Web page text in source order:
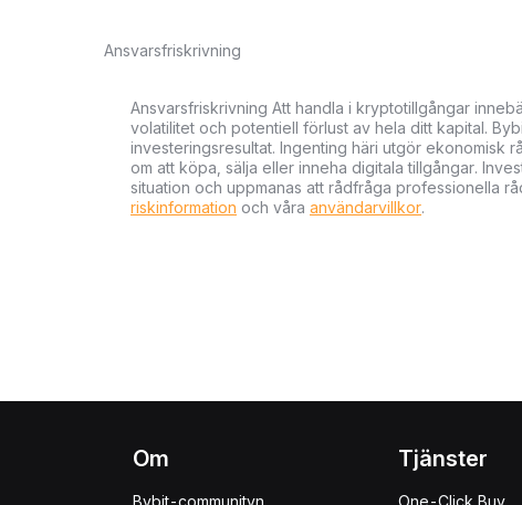
Ansvarsfriskrivning
Ansvarsfriskrivning Att handla i kryptotillgångar
volatilitet och potentiell förlust av hela ditt kapital.
investeringsresultat. Ingenting häri utgör ekonomisk
om att köpa, sälja eller inneha digitala tillgångar.
situation och uppmanas att rådfråga professionella
riskinformation och våra användarvillkor.
Om
Bybit-communityn
Tjänster
One-Click Buy